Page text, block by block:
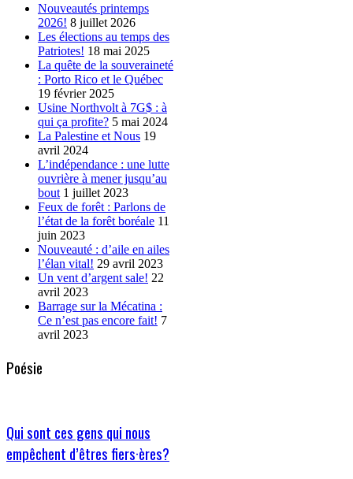
Nouveautés printemps
2026! 8 juillet 2026
Les élections au temps des
Patriotes! 18 mai 2025
La quête de la souveraineté
: Porto Rico et le Québec
19 février 2025
Usine Northvolt à 7G$ : à
qui ça profite? 5 mai 2024
La Palestine et Nous 19
avril 2024
L’indépendance : une lutte
ouvrière à mener jusqu’au
bout 1 juillet 2023
Feux de forêt : Parlons de
l’état de la forêt boréale 11
juin 2023
Nouveauté : d’aile en ailes
l’élan vital! 29 avril 2023
Un vent d’argent sale! 22
avril 2023
Barrage sur la Mécatina :
Ce n’est pas encore fait! 7
avril 2023
Poésie
Qui sont ces gens qui nous
empêchent d’êtres fiers·ères?